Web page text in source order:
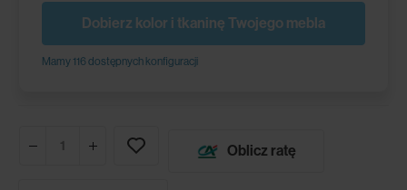
Dobierz kolor i tkaninę Twojego mebla
Mamy 116 dostępnych konfiguracji
Oblicz ratę